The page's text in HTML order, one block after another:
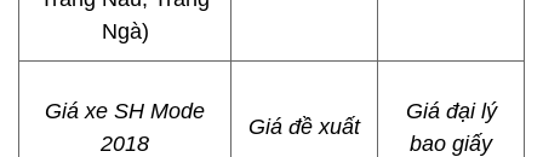
Ngà)
Giá xe SH Mode
2018
Giá đề xuất
Giá đại lý
bao giấy